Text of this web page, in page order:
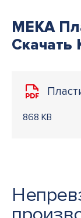
MEKA
Скачать
868 KB